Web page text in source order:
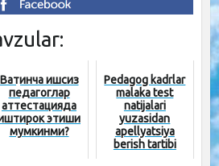
Вақтинча ишсиз
педагоглар
аттестацияда
этиши
мумкинми?
Pedagog kadrlar
malaka test
natijalari
yuzasidan
apellyatsiya
berish tartibi